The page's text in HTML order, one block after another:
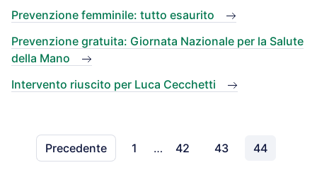
Prevenzione femminile: tutto esaurito
Prevenzione gratuita: Giornata Nazionale per la Salute
della Mano
Intervento riuscito per Luca Cecchetti
Precedente 1 … 42 43 44